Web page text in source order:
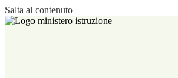
Salta al contenuto